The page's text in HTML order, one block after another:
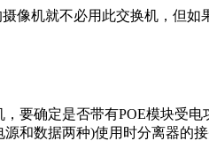
机就不必用此交换机，但如
要确定是否带有POE模块受
和数据两种)使用时分离器的